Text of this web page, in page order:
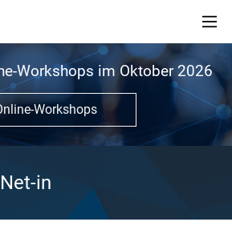
Workshops im Oktober 2026
Workshops
in